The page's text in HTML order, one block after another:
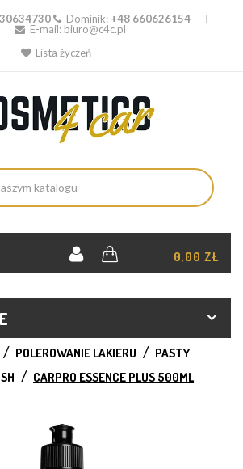
Dominik: +48 660626154
E-mail: biuro@c4c.pl
Lista życzeń
0,00 ZŁ
POLEROWANIE LAKIERU
PASTY
CARPRO ESSENCE PLUS 500ML